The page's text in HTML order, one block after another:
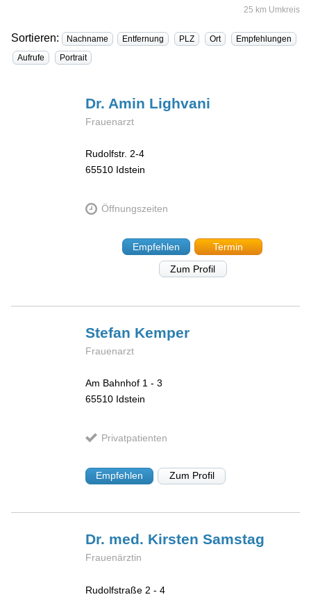
25 km Umkreis
Sortieren: Nachname Entfernung PLZ Ort
Empfehlungen
Aufrufe
Portrait
Dr. Amin Lighvani
Frauenarzt
Rudolfstr. 2-4
65510 Idstein
Öffnungszeiten
Empfehlen
Termin
Zum Profil
Stefan Kemper
Frauenarzt
Am Bahnhof 1 - 3
65510 Idstein
Privatpatienten
Empfehlen Zum Profil
Dr. med. KirstenSamstag
Frauenärztin
Rudolfstraße 2 - 4